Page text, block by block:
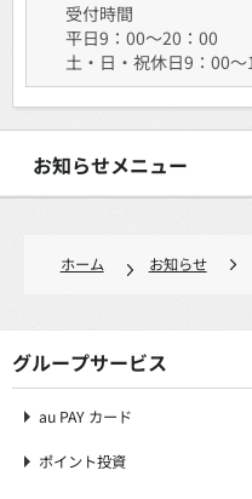
受付時間
平日9：00～20：00
土・日・祝休日9：00
お知らせメニュー
ホーム お知らせ
グループサービス
au PAY カード
ポイント投資